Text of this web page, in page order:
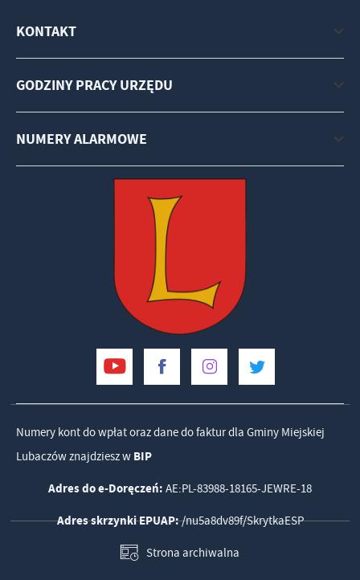
KONTAKT
GODZINY PRACY URZĘDU
NUMERY ALARMOWE
Numery kont do wpłat oraz dane do faktur dla Gminy Miejskiej
Lubaczów znajdziesz w BIP
Adres do e-Doręczeń: AE:PL-83988-18165-JEWRE-18
Adres skrzynki EPUAP:/nu5a8dv89f/SkrytkaESP
Strona archiwalna